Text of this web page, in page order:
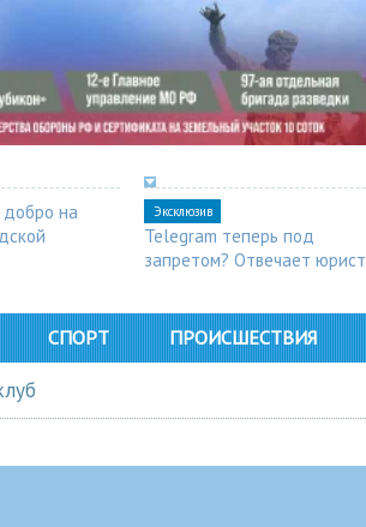
на
Эксклюзив
Telegram теперь под
запретом? Отвечает юрист
СПОРТ ПРОИСШЕСТВИЯ